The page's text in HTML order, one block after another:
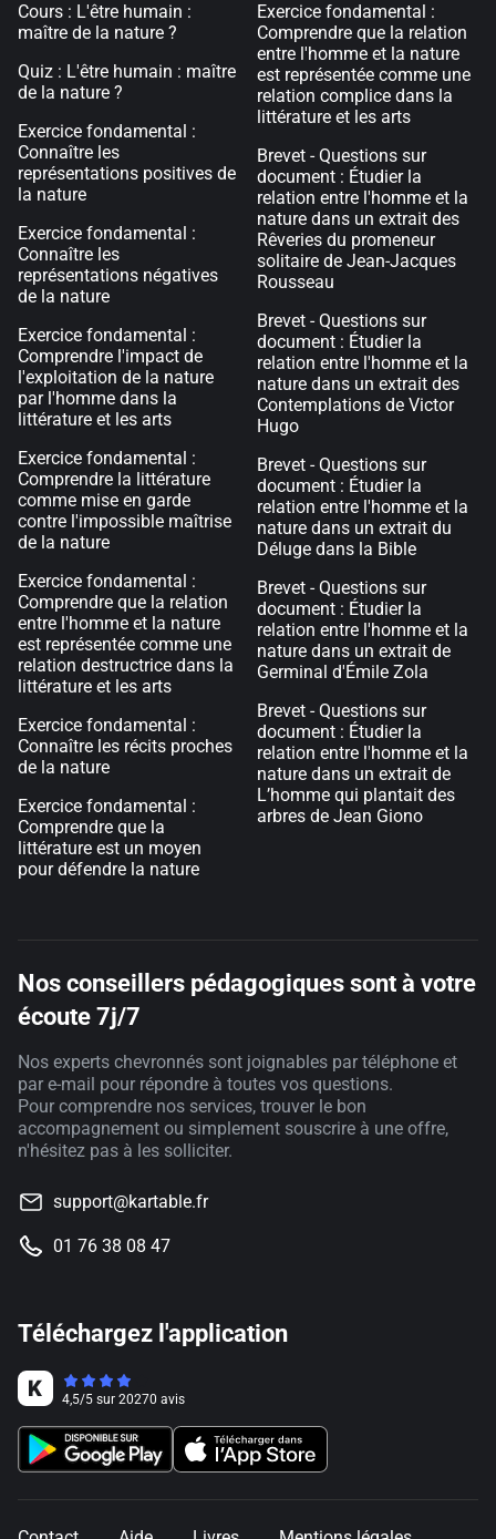
Cours : L'être humain :
maître de la nature ?
Quiz : L'être humain : maître
de la nature ?
Exercice fondamental :
Connaître les
représentations positives de
la nature
Exercice fondamental :
Connaître les
représentations négatives
de la nature
Exercice fondamental :
Comprendre l'impact de
l'exploitation de la nature
par l'homme dans la
littérature et les arts
Exercice fondamental :
Comprendre la littérature
comme mise en garde
contre l'impossible maîtrise
de la nature
Exercice fondamental :
Comprendre que la relation
entre l'homme et la nature
est représentée comme une
relation destructrice dans la
littérature et les arts
Exercice fondamental :
Connaître les récits proches
de la nature
Exercice fondamental :
Comprendre que la
littérature est un moyen
pour défendre la nature
Exercice fondamental :
Comprendre que la relation
entre l'homme et la nature
est représentée comme une
relation complice dans la
littérature et les arts
Brevet - Questions sur
document : Étudier la
relation entre l'homme et la
nature dans un extrait des
Rêveries du promeneur
solitaire de Jean-Jacques
Rousseau
Brevet - Questions sur
document : Étudier la
relation entre l'homme et la
nature dans un extrait des
Contemplations de Victor
Hugo
Brevet - Questions sur
document : Étudier la
relation entre l'homme et la
nature dans un extrait du
Déluge dans la Bible
Brevet - Questions sur
document : Étudier la
relation entre l'homme et la
nature dans un extrait de
Germinal d'Émile Zola
Brevet - Questions sur
document : Étudier la
relation entre l'homme et la
nature dans un extrait de
L’homme qui plantait des
arbres de Jean Giono
Nos conseillers pédagogiques sont à votre
écoute 7j/7
Nos experts chevronnés sont joignables par téléphone et
par e-mail pour répondre à toutes vos questions.
Pour comprendre nos services, trouver le bon
accompagnement ou simplement souscrire à une offre,
n'hésitez pas à les solliciter.
support@kartable.fr
01 76 38 08 47
Téléchargez l'application
4,5/5 sur 20270 avis